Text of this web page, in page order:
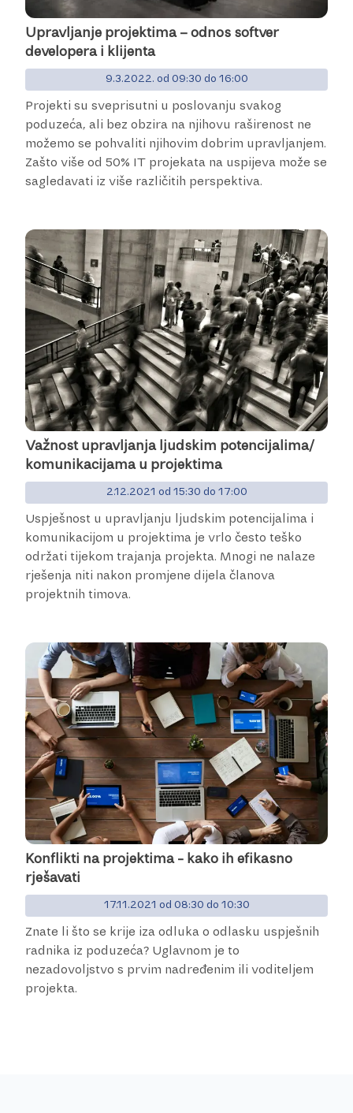
Upravljanje projektima – odnos softver
developera i klijenta
9.3.2022. od 09:30 do 16:00
Projekti su sveprisutni u poslovanju svakog
poduzeća, ali bez obzira na njihovu raširenost ne
možemo se pohvaliti njihovim dobrim upravljanjem.
Zašto više od 50% IT projekata na uspijeva može se
sagledavati iz više različitih perspektiva.
Važnost upravljanja ljudskim potencijalima/
komunikacijama u projektima
2.12.2021 od 15:30 do 17:00
Uspješnost u upravljanju ljudskim potencijalima i
komunikacijom u projektima je vrlo često teško
održati tijekom trajanja projekta. Mnogi ne nalaze
rješenja niti nakon promjene dijela članova
projektnih timova.
Konflikti na projektima - kako ih efikasno
rješavati
17.11.2021 od 08:30 do 10:30
Znate li što se krije iza odluka o odlasku uspješnih
radnika iz poduzeća? Uglavnom je to
nezadovoljstvo s prvim nadređenim ili voditeljem
projekta.